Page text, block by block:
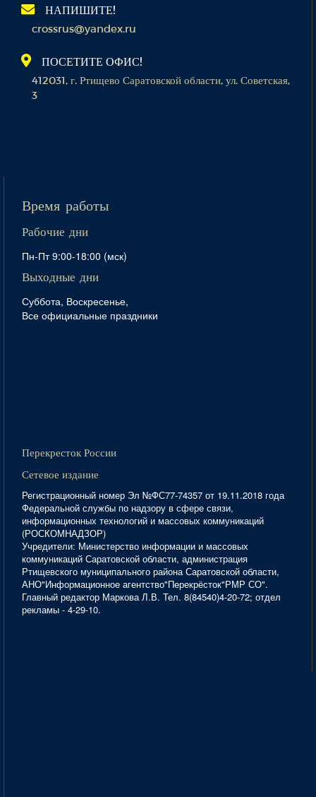
НАПИШИТЕ!
crossrus@yandex.ru
ПОСЕТИТЕ ОФИС!
412031, г. Ртищево Саратовской области, ул. Советская,
3
Время работы
Рабочие дни
Пн-Пт 9:00-18:00 (мск)
Выходные дни
Суббота, Воскресенье,
Все официальные праздники
Перекресток России
Сетевое издание
Регистрационный номер Эл №ФС77-74357 от 19.11.2018 года
Федеральной службы по надзору в сфере связи,
информационных технологий и массовых коммуникаций
(РОСКОМНАДЗОР)
Учредители: Министерство информации и массовых
коммуникаций Саратовской области, администрация
Ртищевского муниципального района Саратовской области,
АНО"Информационное агентство"Перекрёсток"РМР СО".
Главный редактор Маркова Л.В. Тел. 8(84540)4-20-72; отдел
рекламы - 4-29-10.